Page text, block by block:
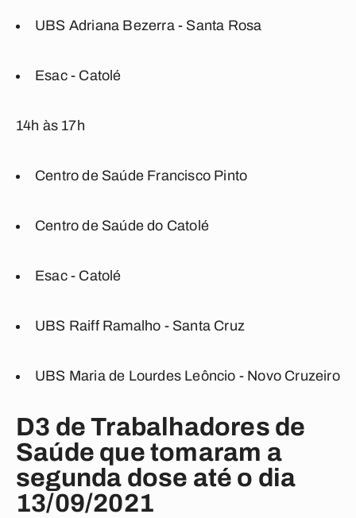
UBS Adriana Bezerra - Santa Rosa
Esac - Catolé
14h às 17h
Centro de Saúde Francisco Pinto
Centro de Saúde do Catolé
Esac - Catolé
UBS Raiff Ramalho - Santa Cruz
UBS Maria de Lourdes Leôncio - Novo Cruzeiro
D3 de Trabalhadores de
Saúde que tomaram a
segunda dose até o dia
13/09/2021